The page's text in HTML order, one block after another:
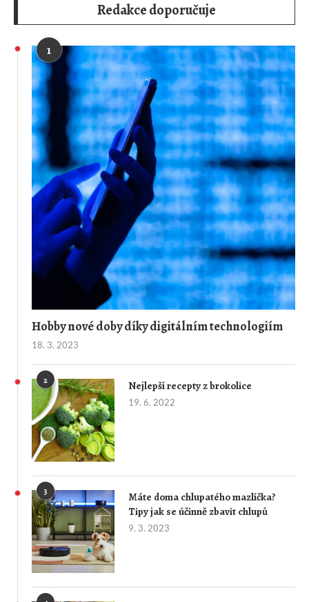
Redakce doporučuje
1
Hobby nové doby díky digitálním technologiím
18. 3. 2023
2 Nejlepší recepty z brokolice
19. 6. 2022
3
Máte doma chlupatého mazlíčka?
Tipy jak se účinně zbavit chlupů
9. 3. 2023